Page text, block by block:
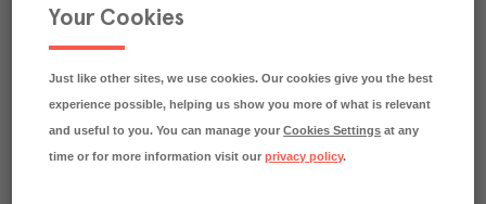
Kycklinginnerfilé Sprödbakad 30-50g
Köp (Logga in)
Your Cookies
Just like other sites, we use cookies. Our cookies give you the best
experience possible, helping us show you more of what is relevant
and useful to you. You can manage yourCookies Settings at any
time or for more information visit ourprivacy policy.